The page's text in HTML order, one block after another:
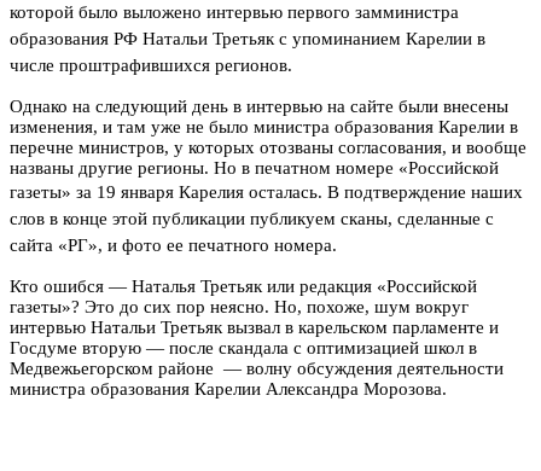
которой было выложено интервью первого замминистра
образования РФ Натальи Третьяк с упоминанием Карелии в
числе проштрафившихся регионов.
Однако на следующий день в интервью на сайте были внесены
изменения, и там уже не было министра образования Карелии в
перечне министров, у которых отозваны согласования, и вообще
названы другие регионы. Но в печатном номере «Российской
газеты» за 19 января Карелия осталась. В подтверждение наших
слов в конце этой публикации публикуем сканы, сделанные с
сайта «РГ», и фото ее печатного номера.
Кто ошибся — Наталья Третьяк или редакция «Российской
газеты»? Это до сих пор неясно. Но, похоже, шум вокруг
интервью Натальи Третьяк вызвал в карельском парламенте и
Госдуме вторую — после скандала с оптимизацией школ в
Медвежьегорском районе — волну обсуждения деятельности
министра образования Карелии Александра Морозова.